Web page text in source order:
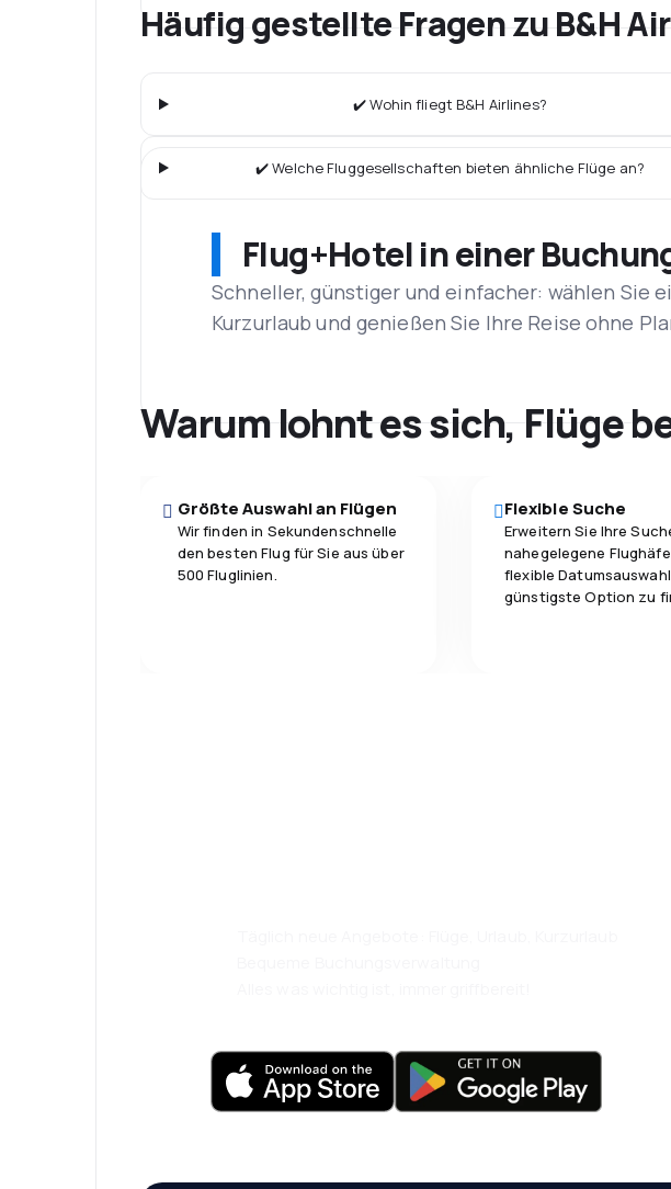
Häufig gestellte Fragen zu B&H
✔️ Wohin fliegt B&H Airlines?
✔️ Welche Fluggesellschaften bieten ähnliche Flüge an?
Flug+Hotel in einer
Schneller, günstiger und einfacher: wählen Sie
Kurzurlaub und genießen Sie Ihre Reise ohne
Warum lohnt es sich, Flüge
Größte Auswahl an Flügen
Wir finden in Sekundenschnelle
den besten Flug für Sie aus über
500 Fluglinien.
Flexible Suche
Erweitern Sie Ihre
nahegelegene
flexible
günstigste Option zu